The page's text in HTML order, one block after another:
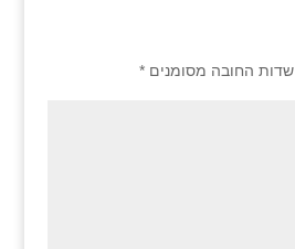
שדות החובה מסומנים *